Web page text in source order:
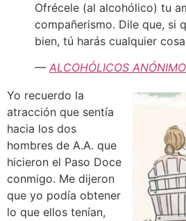
Ofrécele (al alcohólico) tu
compañerismo. Dile que, si
bien, tú harás cualquier
— ALCOHÓLICOS
Yo recuerdo la
atracción que sentía
hacia los dos
hombres de A.A. que
hicieron el Paso Doce
conmigo. Me dijeron
que yo podía obtener
lo que ellos tenían,